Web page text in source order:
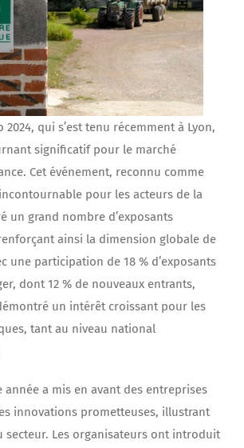
2024, qui s’est tenu récemment à Lyon,
significatif pour le marché
Cet événement, reconnu comme
pour les acteurs de la
un grand nombre d’exposants
ainsi la dimension globale de
une participation de 18 % d’exposants
dont 12 % de nouveaux entrants,
un intérêt croissant pour les
tant au niveau national
année a mis en avant des entreprises
innovations prometteuses, illustrant
secteur. Les organisateurs ont introduit